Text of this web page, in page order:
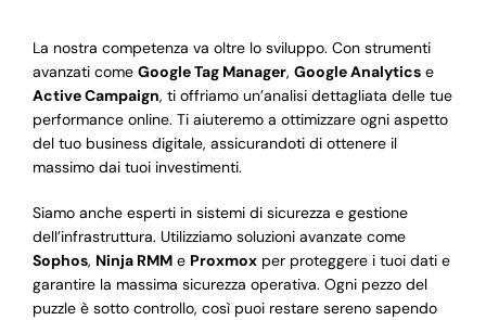
La nostra competenza va oltre lo sviluppo. Con strumenti
avanzati come Google Tag Manager, Google Analyticse
Active Campaign, ti offriamo un’analisi dettagliata delle tue
performance online. Ti aiuteremo a ottimizzare ogni aspetto
del tuo business digitale, assicurandoti di ottenere il
massimo dai tuoi investimenti.
Siamo anche esperti in sistemi di sicurezza e gestione
dell’infrastruttura. Utilizziamo soluzioni avanzate come
Sophos, Ninja RMMe Proxmoxper proteggere i tuoi dati e
garantire la massima sicurezza operativa. Ogni pezzo del
puzzle è sotto controllo, così puoi restare sereno sapendo